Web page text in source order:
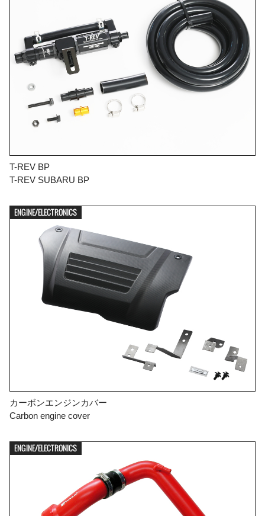
T-REV BP
T-REV SUBARU BP
ENGINE/ELECTRONICS
カーボンエンジンカバー
Carbon engine cover
ENGINE/ELECTRONICS